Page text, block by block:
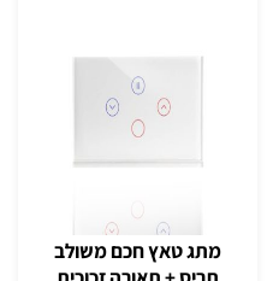
מתג טאץ חכם משולב